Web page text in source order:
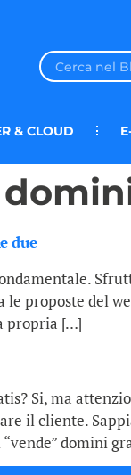
& CLOUD
due
le proposte del
propria […]
Si, ma
il cliente.
domini